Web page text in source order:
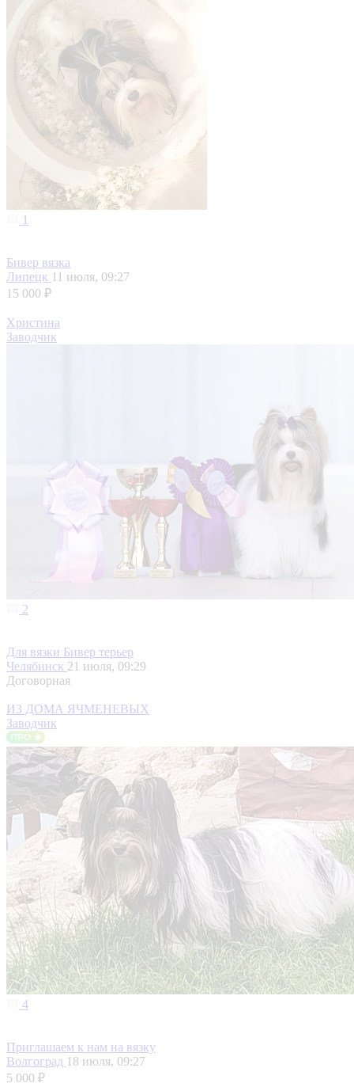
1
Бивер вязка
Липецк 11 июля, 09:27
15 000 ₽
Христина
Заводчик
2
Для вязки Бивер терьер
Челябинск 21 июля, 09:29
Договорная
ИЗ ДОМА ЯЧМЕНЕВЫХ
Заводчик
4
Приглашаем к нам на вязку
Волгоград 18 июля, 09:27
5 000 ₽